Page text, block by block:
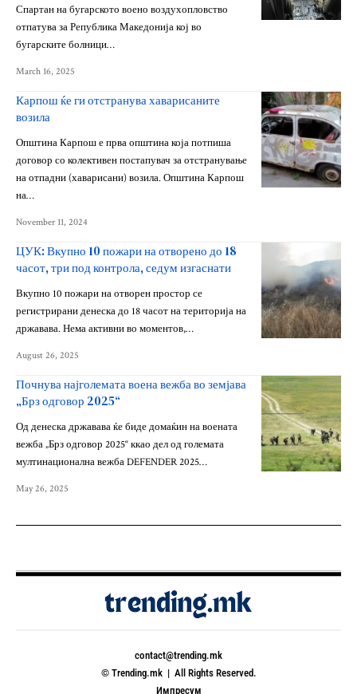
Спартан на бугарското воено воздухопловство
отпатува за Република Македонија кој во
бугарските болници…
March 16, 2025
Карпош ќе ги отстранува хаварисаните
возила
Општина Карпош е прва општина која потпиша
договор со колективен постапувач за отстранување
на отпадни (хаварисани) возила. Општина Карпош
на…
November 11, 2024
ЦУК: Вкупно 10 пожари на отворено до 18
часот, три под контрола, седум изгаснати
Вкупно 10 пожари на отворен простор се
регистрирани денеска до 18 часот на територија на
државава. Нема активни во моментов,…
August 26, 2025
Почнува најголемата воена вежба во земјава
„Брз одговор 2025“
Од денеска државава ќе биде домаќин на воената
вежба „Брз одговор 2025“ ккао дел од големата
мултинационална вежба DEFENDER 2025…
May 26, 2025
contact@trending.mk
© Trending.mk | All Rights Reserved.
Импресум